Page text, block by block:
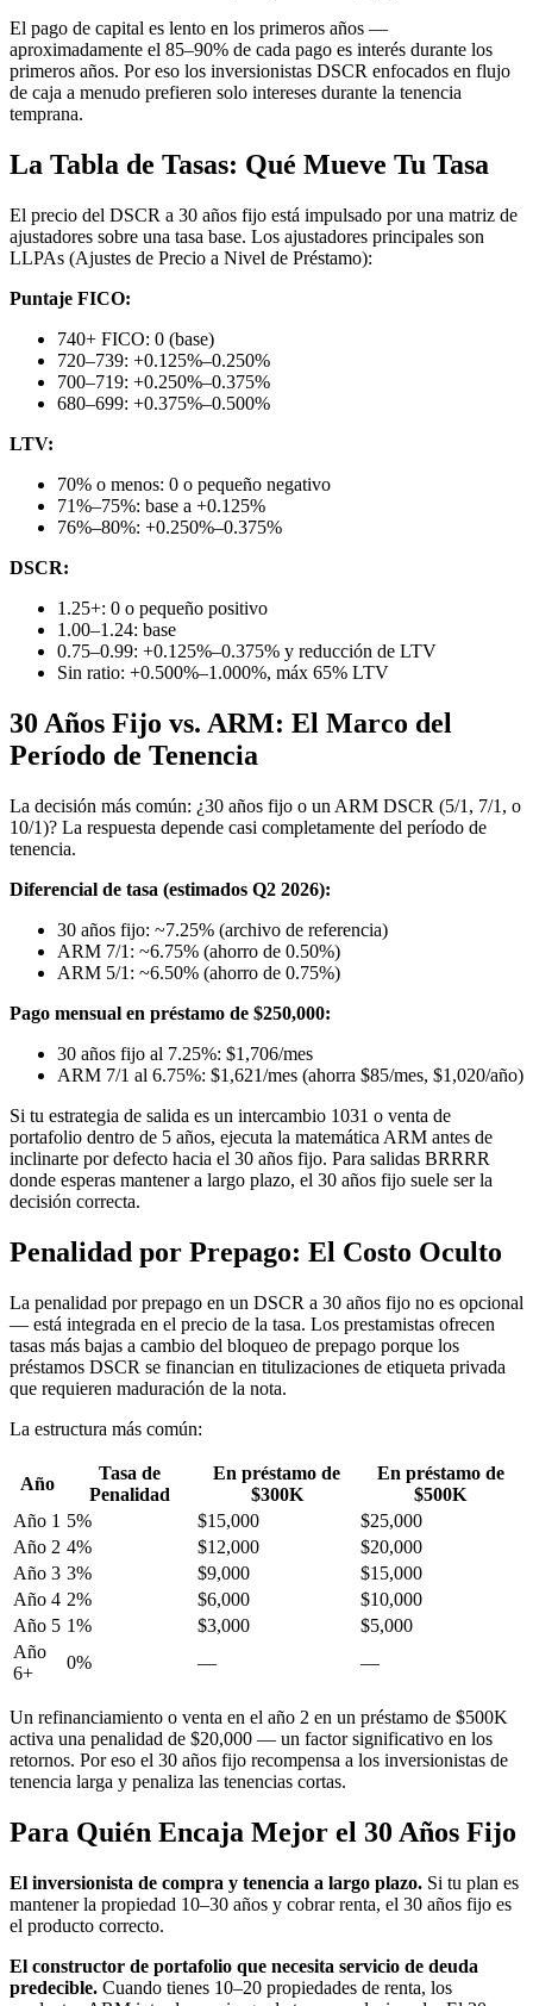
El pago de capital es lento en los primeros años —
aproximadamente el 85–90% de cada pago es interés durante los
primeros años. Por eso los inversionistas DSCR enfocados en flujo
de caja a menudo prefieren solo intereses durante la tenencia
temprana.
La Tabla de Tasas: Qué Mueve Tu Tasa
El precio del DSCR a 30 años fijo está impulsado por una matriz de
ajustadores sobre una tasa base. Los ajustadores principales son
LLPAs (Ajustes de Precio a Nivel de Préstamo):
Puntaje FICO:
740+ FICO: 0 (base)
720–739: +0.125%–0.250%
700–719: +0.250%–0.375%
680–699: +0.375%–0.500%
LTV:
70% o menos: 0 o pequeño negativo
71%–75%: base a +0.125%
76%–80%: +0.250%–0.375%
DSCR:
1.25+: 0 o pequeño positivo
1.00–1.24: base
0.75–0.99: +0.125%–0.375% y reducción de LTV
Sin ratio: +0.500%–1.000%, máx 65% LTV
30 Años Fijo vs. ARM: El Marco del
Período de Tenencia
La decisión más común: ¿30 años fijo o un ARM DSCR (5/1, 7/1, o
10/1)? La respuesta depende casi completamente del período de
tenencia.
Diferencial de tasa (estimados Q2 2026):
30 años fijo: ~7.25% (archivo de referencia)
ARM 7/1: ~6.75% (ahorro de 0.50%)
ARM 5/1: ~6.50% (ahorro de 0.75%)
Pago mensual en préstamo de $250,000:
30 años fijo al 7.25%: $1,706/mes
ARM 7/1 al 6.75%: $1,621/mes (ahorra $85/mes, $1,020/año)
Si tu estrategia de salida es un intercambio 1031 o venta de
portafolio dentro de 5 años, ejecuta la matemática ARM antes de
inclinarte por defecto hacia el 30 años fijo. Para salidas BRRRR
donde esperas mantener a largo plazo, el 30 años fijo suele ser la
decisión correcta.
Penalidad por Prepago: El Costo Oculto
La penalidad por prepago en un DSCR a 30 años fijo no es opcional
— está integrada en el precio de la tasa. Los prestamistas ofrecen
tasas más bajas a cambio del bloqueo de prepago porque los
préstamos DSCR se financian en titulizaciones de etiqueta privada
que requieren maduración de la nota.
La estructura más común:
Año
Tasa de
Penalidad
En préstamo de
$300K
En préstamo de
$500K
Año 1 5% $15,000
$25,000
Año 2 4% $12,000
$20,000
Año 3 3% $9,000
$15,000
Año 4 2% $6,000
$10,000
Año 5 1% $3,000
$5,000
Año
6+
0% — —
Un refinanciamiento o venta en el año 2 en un préstamo de $500K
activa una penalidad de $20,000 — un factor significativo en los
retornos. Por eso el 30 años fijo recompensa a los inversionistas de
tenencia larga y penaliza las tenencias cortas.
Para Quién Encaja Mejor el 30 Años Fijo
El inversionista de compra y tenencia a largo plazo. Si tu plan es
mantener la propiedad 10–30 años y cobrar renta, el 30 años fijo es
el producto correcto.
El constructor de portafolio que necesita servicio de deuda
predecible. Cuando tienes 10–20 propiedades de renta, los